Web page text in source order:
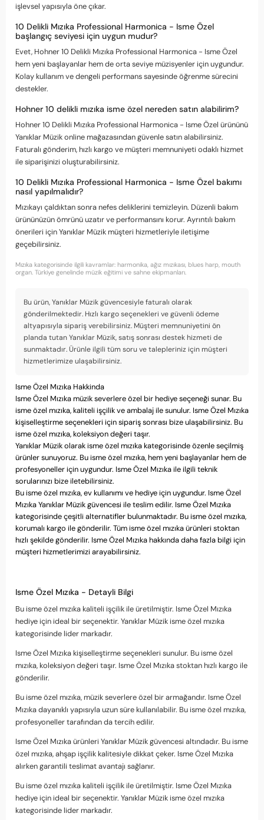
işlevsel yapısıyla öne çıkar.
10 Delikli Mızıka Professional Harmonica - Isme Özel
başlangıç seviyesi için uygun mudur?
Evet, Hohner 10 Delikli Mızıka Professional Harmonica - Isme Özel
hem yeni başlayanlar hem de orta seviye müzisyenler için uygundur.
Kolay kullanım ve dengeli performans sayesinde öğrenme sürecini
destekler.
Hohner 10 delikli mızıka isme özel nereden satın alabilirim?
Hohner 10 Delikli Mızıka Professional Harmonica - Isme Özel ürününü
Yanıklar Müzik online mağazasından güvenle satın alabilirsiniz.
Faturalı gönderim, hızlı kargo ve müşteri memnuniyeti odaklı hizmet
ile siparişinizi oluşturabilirsiniz.
10 Delikli Mızıka Professional Harmonica - Isme Özel bakımı
nasıl yapılmalıdır?
Mızıkayı çaldıktan sonra nefes deliklerini temizleyin. Düzenli bakım
ürününüzün ömrünü uzatır ve performansını korur. Ayrıntılı bakım
önerileri için Yanıklar Müzik müşteri hizmetleriyle iletişime
geçebilirsiniz.
Mızıka kategorisinde ilgili kavramlar: harmonika, ağız mızıkası, blues harp, mouth
organ. Türkiye genelinde müzik eğitimi ve sahne ekipmanları.
Bu ürün, Yanıklar Müzik güvencesiyle faturalı olarak
gönderilmektedir. Hızlı kargo seçenekleri ve güvenli ödeme
altyapısıyla sipariş verebilirsiniz. Müşteri memnuniyetini ön
planda tutan Yanıklar Müzik, satış sonrası destek hizmeti de
sunmaktadır. Ürünle ilgili tüm soru ve talepleriniz için müşteri
hizmetlerimize ulaşabilirsiniz.
Isme Özel Mızıka Hakkinda
Isme Özel Mızıka müzik severlere özel bir hediye seçeneği sunar. Bu
isme özel mızıka, kaliteli işçilik ve ambalaj ile sunulur. Isme Özel Mızıka
kişiselleştirme seçenekleri için sipariş sonrası bize ulaşabilirsiniz. Bu
isme özel mızıka, koleksiyon değeri taşır.
Yanıklar Müzik olarak isme özel mızıka kategorisinde özenle seçilmiş
ürünler sunuyoruz. Bu isme özel mızıka, hem yeni başlayanlar hem de
profesyoneller için uygundur. Isme Özel Mızıka ile ilgili teknik
sorularınızı bize iletebilirsiniz.
Bu isme özel mızıka, ev kullanımı ve hediye için uygundur. Isme Özel
Mızıka Yanıklar Müzik güvencesi ile teslim edilir. Isme Özel Mızıka
kategorisinde çeşitli alternatifler bulunmaktadır. Bu isme özel mızıka,
korumalı kargo ile gönderilir. Tüm isme özel mızıka ürünleri stoktan
hızlı şekilde gönderilir. Isme Özel Mızıka hakkında daha fazla bilgi için
müşteri hizmetlerimizi arayabilirsiniz.
Isme Özel Mızıka - Detayli Bilgi
Bu isme özel mızıka kaliteli işçilik ile üretilmiştir. Isme Özel Mızıka
hediye için ideal bir seçenektir. Yanıklar Müzik isme özel mızıka
kategorisinde lider markadır.
Isme Özel Mızıka kişiselleştirme seçenekleri sunulur. Bu isme özel
mızıka, koleksiyon değeri taşır. Isme Özel Mızıka stoktan hızlı kargo ile
gönderilir.
Bu isme özel mızıka, müzik severlere özel bir armağandır. Isme Özel
Mızıka dayanıklı yapısıyla uzun süre kullanılabilir. Bu isme özel mızıka,
profesyoneller tarafından da tercih edilir.
Isme Özel Mızıka ürünleri Yanıklar Müzik güvencesi altındadır. Bu isme
özel mızıka, ahşap işçilik kalitesiyle dikkat çeker. Isme Özel Mızıka
alırken garantili teslimat avantajı sağlanır.
Bu isme özel mızıka kaliteli işçilik ile üretilmiştir. Isme Özel Mızıka
hediye için ideal bir seçenektir. Yanıklar Müzik isme özel mızıka
kategorisinde lider markadır.